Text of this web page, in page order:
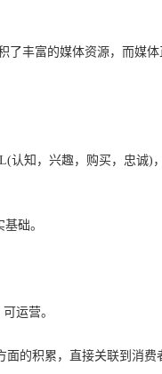
丰富的媒体资源，而媒
知，兴趣，购买，忠诚)
础。
运营。
的积累，直接关联到消费